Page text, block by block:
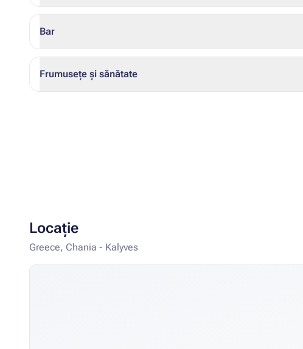
Bar
Frumusețe și sănătate
Locație
Greece, Chania - Kalyves